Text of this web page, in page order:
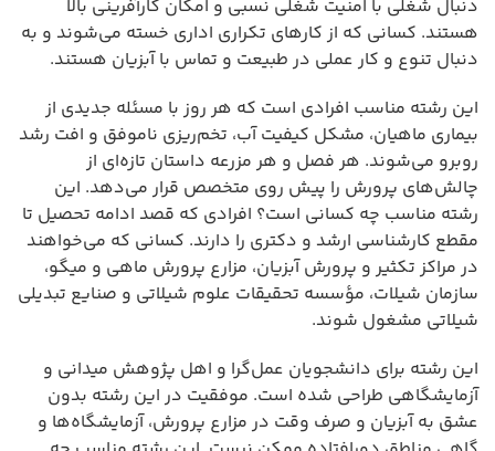
دنبال شغلی با امنیت شغلی نسبی و امکان کارآفرینی بالا
هستند. کسانی که از کارهای تکراری اداری خسته می‌شوند و به
دنبال تنوع و کار عملی در طبیعت و تماس با آبزیان هستند.
این رشته مناسب افرادی است که هر روز با مسئله جدیدی از
بیماری ماهیان، مشکل کیفیت آب، تخم‌ریزی ناموفق و افت رشد
روبرو می‌شوند. هر فصل و هر مزرعه داستان تازه‌ای از
چالش‌های پرورش را پیش روی متخصص قرار می‌دهد. این
رشته مناسب چه کسانی است؟ افرادی که قصد ادامه تحصیل تا
مقطع کارشناسی ارشد و دکتری را دارند. کسانی که می‌خواهند
در مراکز تکثیر و پرورش آبزیان، مزارع پرورش ماهی و میگو،
سازمان شیلات، مؤسسه تحقیقات علوم شیلاتی و صنایع تبدیلی
شیلاتی مشغول شوند.
این رشته برای دانشجویان عمل‌گرا و اهل پژوهش میدانی و
آزمایشگاهی طراحی شده است. موفقیت در این رشته بدون
عشق به آبزیان و صرف وقت در مزارع پرورش، آزمایشگاه‌ها و